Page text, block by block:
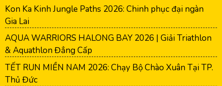
Kon Ka Kinh Jungle Paths 2026: Chinh phục đại ngàn
Gia Lai
AQUA WARRIORS HALONG BAY 2026 | Giải Triathlon
& Aquathlon Đẳng Cấp
TẾT RUN MIỀN NAM 2026: Chạy Bộ Chào Xuân Tại TP.
Thủ Đức